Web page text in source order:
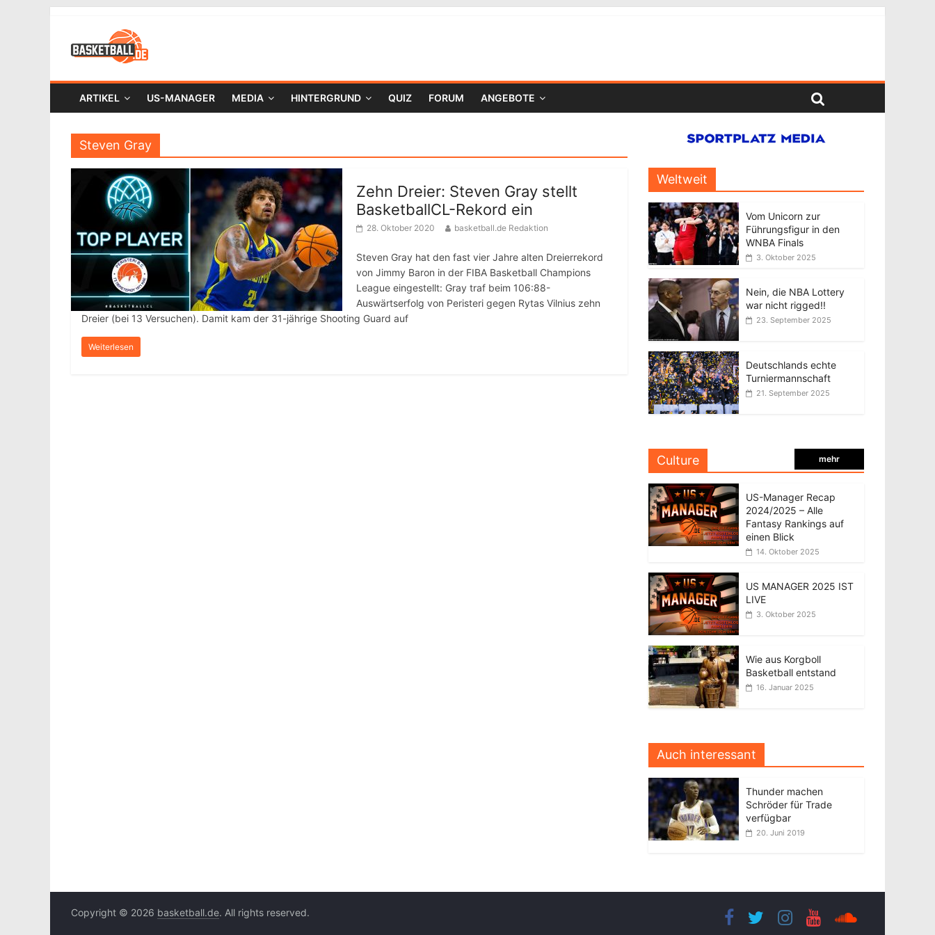
ARTIKEL US-MANAGER MEDIA HINTERGRUND QUIZ FORUM ANGEBOTE
Steven Gray
Zehn Dreier: Steven Gray stellt
BasketballCL-Rekord ein
28. Oktober 2020 basketball.de Redaktion
Steven Gray hat den fast vier Jahre alten Dreierrekord
von Jimmy Baron in der FIBA Basketball Champions
League eingestellt: Gray traf beim 106:88-
Auswärtserfolg von Peristeri gegen Rytas Vilnius zehn
Dreier (bei 13 Versuchen). Damit kam der 31-jährige Shooting Guard auf
Weiterlesen
Weltweit
Vom Unicorn zur
Führungsfigur in den
WNBA Finals
3. Oktober 2025
Nein, die NBA Lottery
war nicht rigged!!
23. September 2025
Deutschlands echte
Turniermannschaft
21. September 2025
Culture mehr
US-Manager Recap
2024/2025 – Alle
Fantasy Rankings auf
einen Blick
14. Oktober 2025
US MANAGER 2025 IST
LIVE
3. Oktober 2025
Wie aus Korgboll
Basketball entstand
16. Januar 2025
Auch interessant
Thunder machen
Schröder für Trade
verfügbar
20. Juni 2019
Copyright © 2026 basketball.de. All rights reserved.